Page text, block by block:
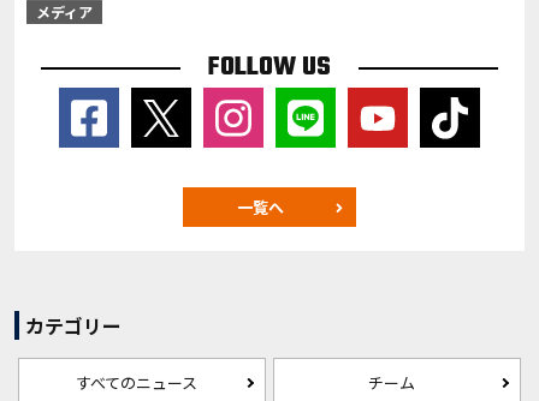
メディア
FOLLOW US
一覧へ
カテゴリー
すべてのニュース チーム